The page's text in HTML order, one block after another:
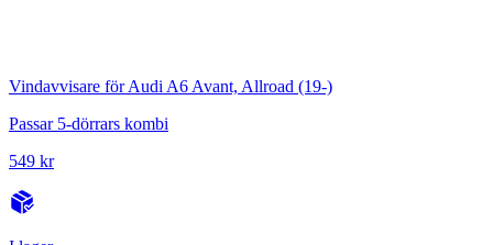
Vindavvisare för Audi A6 Avant, Allroad (19-)
Passar 5-dörrars kombi
549 kr